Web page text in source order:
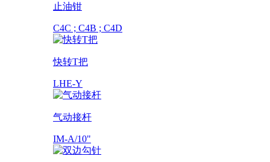
止油钳
C4C ; C4B ; C4D
快转T把
LHE-Y
气动接杆
IM-A/10"